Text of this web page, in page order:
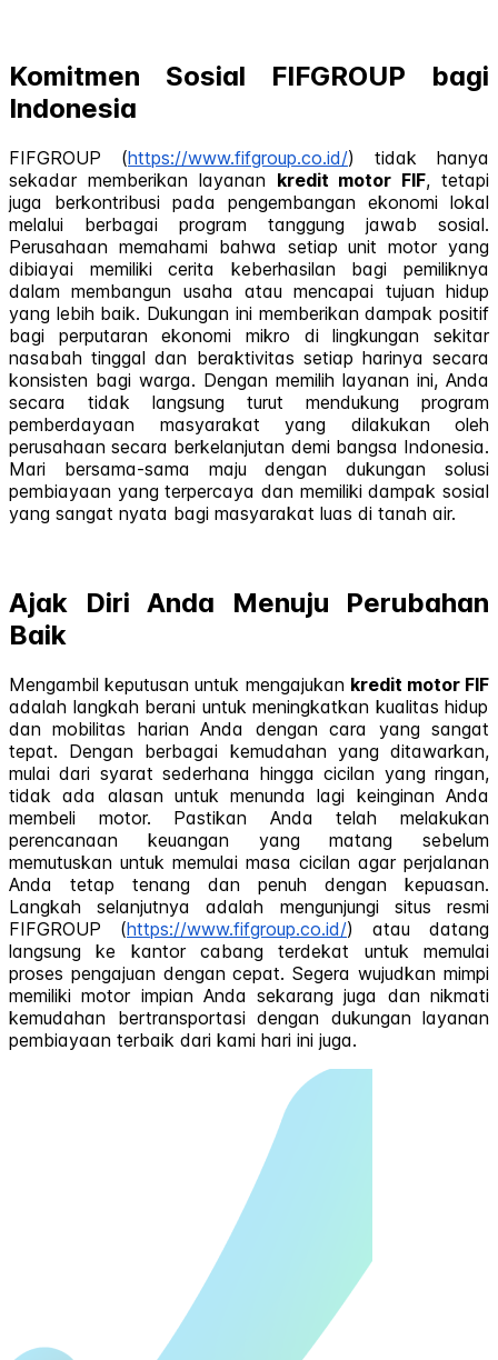
Komitmen Sosial FIFGROUP bagi
Indonesia
FIFGROUP (https://www.fifgroup.co.id/) tidak hanya
sekadar memberikan layanan kredit motor FIF, tetapi
juga berkontribusi pada pengembangan ekonomi lokal
melalui berbagai program tanggung jawab sosial.
Perusahaan memahami bahwa setiap unit motor yang
dibiayai memiliki cerita keberhasilan bagi pemiliknya
dalam membangun usaha atau mencapai tujuan hidup
yang lebih baik. Dukungan ini memberikan dampak positif
bagi perputaran ekonomi mikro di lingkungan sekitar
nasabah tinggal dan beraktivitas setiap harinya secara
konsisten bagi warga. Dengan memilih layanan ini, Anda
secara tidak langsung turut mendukung program
pemberdayaan masyarakat yang dilakukan oleh
perusahaan secara berkelanjutan demi bangsa Indonesia.
Mari bersama-sama maju dengan dukungan solusi
pembiayaan yang terpercaya dan memiliki dampak sosial
yang sangat nyata bagi masyarakat luas di tanah air.
Ajak Diri Anda Menuju Perubahan
Baik
Mengambil keputusan untuk mengajukan kredit motor FIF
adalah langkah berani untuk meningkatkan kualitas hidup
dan mobilitas harian Anda dengan cara yang sangat
tepat. Dengan berbagai kemudahan yang ditawarkan,
mulai dari syarat sederhana hingga cicilan yang ringan,
tidak ada alasan untuk menunda lagi keinginan Anda
membeli motor. Pastikan Anda telah melakukan
perencanaan keuangan yang matang sebelum
memutuskan untuk memulai masa cicilan agar perjalanan
Anda tetap tenang dan penuh dengan kepuasan.
Langkah selanjutnya adalah mengunjungi situs resmi
FIFGROUP (https://www.fifgroup.co.id/) atau datang
langsung ke kantor cabang terdekat untuk memulai
proses pengajuan dengan cepat. Segera wujudkan mimpi
memiliki motor impian Anda sekarang juga dan nikmati
kemudahan bertransportasi dengan dukungan layanan
pembiayaan terbaik dari kami hari ini juga.